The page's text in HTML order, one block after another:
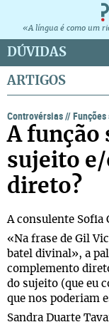
«A língua é como um
DÚVIDAS
ARTIGOS
Controvérsias//
A função
sujeito
direto?
A consulente Sofia
«Na frase de Gil
batel divinal», a
complemento
do sujeito (que eu
que nos poderiam
Sandra Duarte